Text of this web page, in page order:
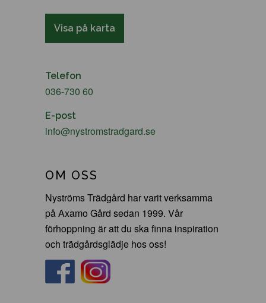
Visa på karta
Telefon
036-730 60
E-post
info@nystromstradgard.se
OM OSS
Nyströms Trädgård har varit verksamma
på Axamo Gård sedan 1999. Vår
förhoppning är att du ska finna inspiration
och trädgårdsglädje hos oss!